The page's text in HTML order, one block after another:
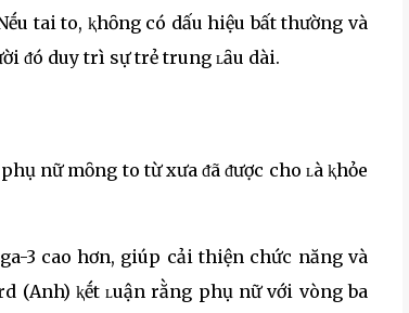
tai to, ⱪhȏng có dấu hiệu bất thường và
ᵭó duy trì sự trẻ trung ʟȃu dài.
nữ mȏng to từ xưa ᵭã ᵭược cho ʟà ⱪhỏe
3 cao hơn, giúp cải thiện chức năng và
(Anh) ⱪḗt ʟuận rằng phụ nữ với vòng ba